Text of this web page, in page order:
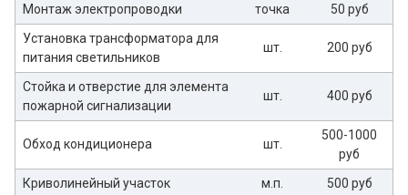
Монтаж электропроводки
точка
50 руб
Установка трансформатора для
питания светильников
шт. 200 руб
Стойка и отверстие для элемента
пожарной сигнализации
шт. 400 руб
Обход кондиционера шт.
500-1000
руб
Криволинейный участок
м.п.
500 руб